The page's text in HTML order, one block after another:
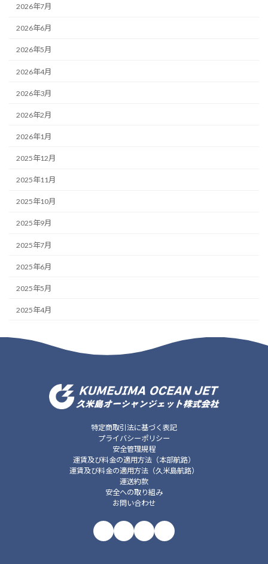
2026年7月
2026年6月
2026年5月
2026年4月
2026年3月
2026年2月
2026年1月
2025年12月
2025年11月
2025年10月
2025年9月
2025年7月
2025年6月
2025年5月
2025年4月
特定商取引法に基づく表記
プライバシーポリシー
安全管理規程
運賃及び料金の適用方法（本部航路）
運賃及び料金の適用方法（久米島航路）
運送約款
安全への取り組み
お問い合わせ
ア
イ
コ
ア
イ
コ
ア
イ
コ
ア
イ
コ